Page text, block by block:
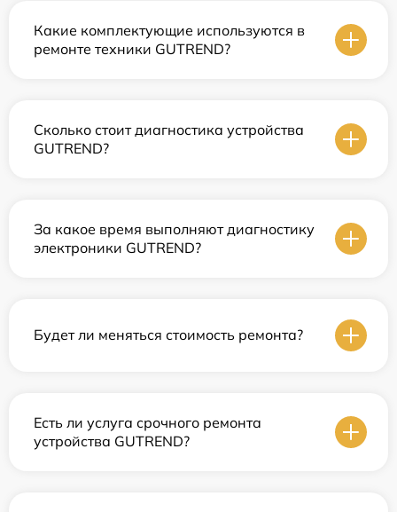
Какие комплектующие используются в
ремонте техники GUTREND?
Сколько стоит диагностика устройства
GUTREND?
За какое время выполняют диагностику
электроники GUTREND?
Будет ли меняться стоимость ремонта?
Есть ли услуга срочного ремонта
устройства GUTREND?